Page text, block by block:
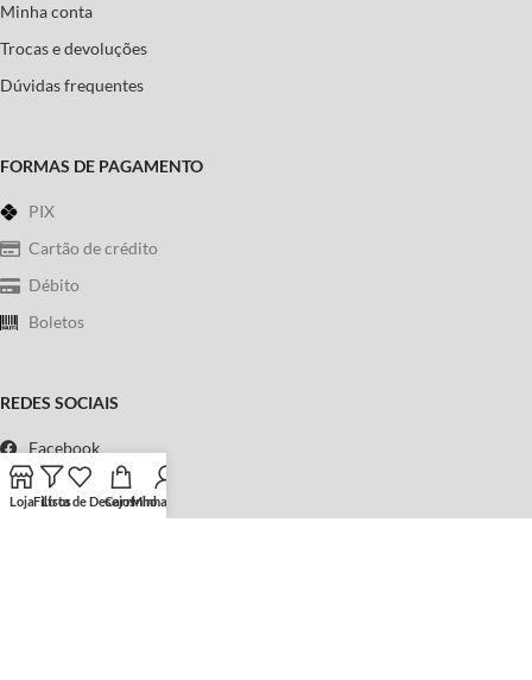
Minha conta
Trocas e devoluções
Dúvidas frequentes
FORMAS DE PAGAMENTO
PIX
Cartão de crédito
Débito
Boletos
REDES SOCIAIS
Facebook
Instagram
LojaFiltros
Lista de Desejos
CarrinhoMinha conta